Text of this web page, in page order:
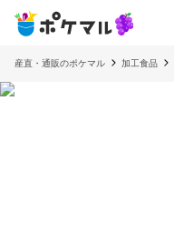
産直・通販のポケマル 加工食品